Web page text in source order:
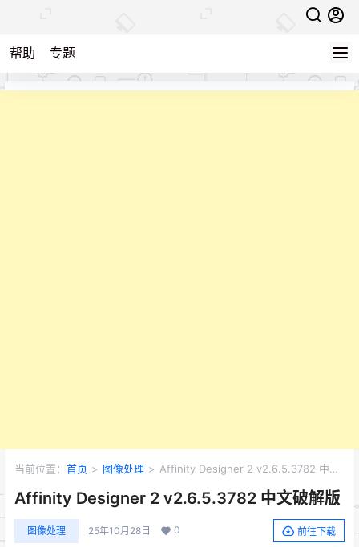
帮助 专题
当前位置： 首页 > 图像处理 > Affinity Designer 2 v2.6.5.3782 中文
Affinity Designer 2 v2.6.5.3782 中文破解版
图像处理 25年10月28日 0 前往下载